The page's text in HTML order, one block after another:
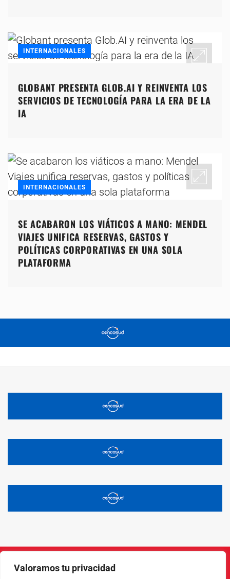
Valoramos tu privacidad
INTERNACIONALES
GLOBANT PRESENTA GLOB.AI Y REINVENTA LOS
SERVICIOS DE TECNOLOGÍA PARA LA ERA DE LA
IA
INTERNACIONALES
SE ACABARON LOS VIÁTICOS A MANO: MENDEL
VIAJES UNIFICA RESERVAS, GASTOS Y
POLÍTICAS CORPORATIVAS EN UNA SOLA
PLATAFORMA
InstagramFacebook
X